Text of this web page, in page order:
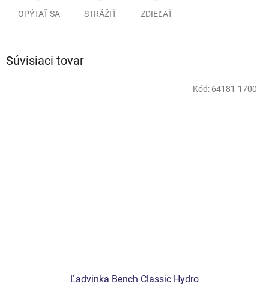
OPÝTAŤ SA STRÁŽIŤ ZDIEĽAŤ
Súvisiaci tovar
Ľadvinka Bench Classic Hydro
Kód: 64181-1700